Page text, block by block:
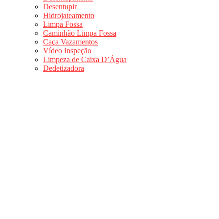
Desentupir
Hidrojateamento
Limpa Fossa
Caminhão Limpa Fossa
Caça Vazamentos
Vídeo Inspeção
Limpeza de Caixa D’Água
Dedetizadora